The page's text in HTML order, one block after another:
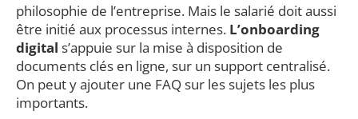
philosophie de l’entreprise. Mais le salarié doit aussi
être initié aux processus internes. L’onboarding
digital s’appuie sur la mise à disposition de
documents clés en ligne, sur un support centralisé.
On peut y ajouter une FAQ sur les sujets les plus
importants.